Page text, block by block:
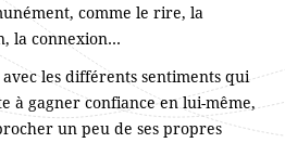
comme le rire, la
la connexion…
les différents sentiments qui
à gagner confiance en lui-même,
un peu de ses propres